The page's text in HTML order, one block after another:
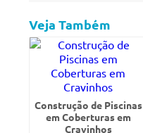
Veja Também
Construção de Piscinas
em Coberturas em
Cravinhos